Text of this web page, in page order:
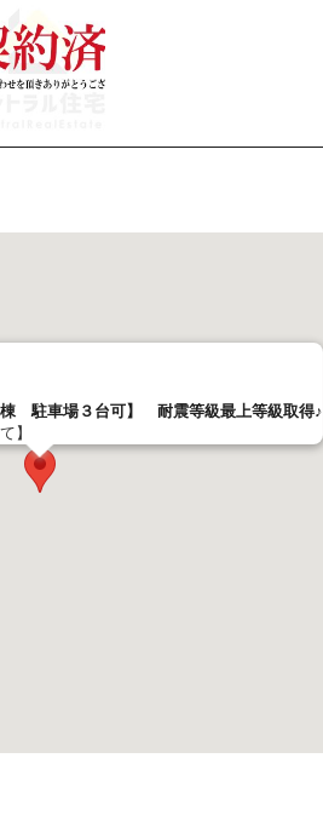
駐車場３台可】 耐震等級最上等級取得♪
】